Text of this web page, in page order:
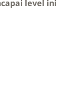
level ini